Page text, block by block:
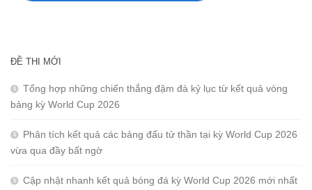
ĐỀ THI MỚI
Tổng hợp những chiến thắng đậm đà kỷ lục từ kết quả vòng
bảng kỳ World Cup 2026
Phân tích kết quả các bảng đấu tử thần tại kỳ World Cup 2026
vừa qua đầy bất ngờ
Cập nhật nhanh kết quả bóng đá kỳ World Cup 2026 mới nhất